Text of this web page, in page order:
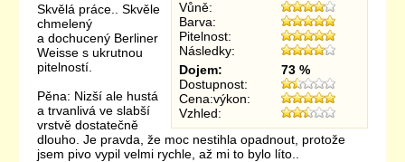
Vůně:
Barva:
Pitelnost:
Následky:
Dojem:
73 %
Dostupnost:
Cena:výkon:
Vzhled:
Skvělá práce.. Skvěle
chmelený
a dochucený Berliner
Weisse s ukrutnou
pitelností.
Pěna: Nizší ale hustá
a trvanlivá ve slabší
vrstvě dostatečně
dlouho. Je pravda, že moc nestihla opadnout, protože
jsem pivo vypil velmi rychle, až mi to bylo líto..